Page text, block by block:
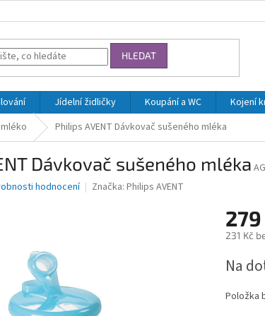
HLEDAT
Jídelní židličky Koupání a WC Kojení
Philips AVENT Dávkovač sušeného mléka
Dávkovač sušeného mléka
hodnocení Značka: Philips AVENT
279
231 Kč
cena:
Na
Položka